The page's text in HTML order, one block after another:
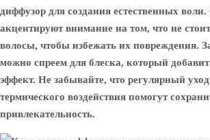
диффузор для создания естественных
акцентируют внимание на том, что не
волосы, чтобы избежать их повреждения.
можно спреем для блеска, который
эффект. Не забывайте, что регулярный
термического воздействия помогут
привлекательность.